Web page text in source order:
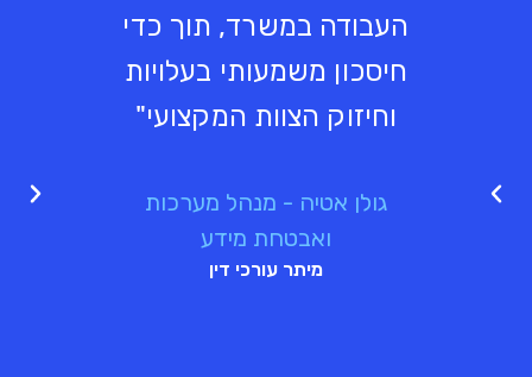
העבודה במשרד, תוך כדי
חיסכון משמעותי בעלויות
וחיזוק הצוות המקצועי"
גולן אטיה - מנהל מערכות
ואבטחת מידע
מיתר עורכי דין